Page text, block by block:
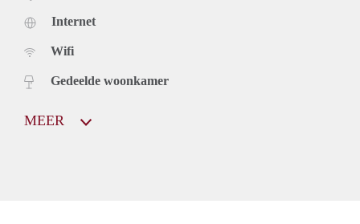
Internet
Wifi
Gedeelde woonkamer
MEER